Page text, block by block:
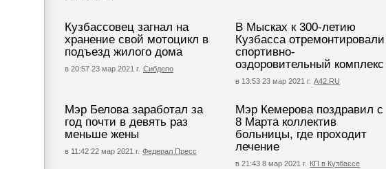
Кузбассовец загнал на
хранение свой мотоцикл в
подъезд жилого дома
в 20:57 23 мар 2021 г. Сибдепо
В Мысках к 300-летию
Кузбасса отремонтировали
спортивно-
оздоровительный комплекс
в 13:53 23 мар 2021 г. А42.RU
Мэр Белова заработал за
год почти в девять раз
меньше жены
в 11:42 22 мар 2021 г. Федерал Пресс
Мэр Кемерова поздравил с
8 Марта коллектив
больницы, где проходит
лечение
в 21:43 8 мар 2021 г. КП в Кузбассе